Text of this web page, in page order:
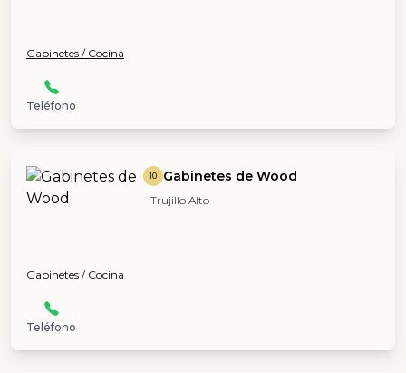
Gabinetes / Cocina
Teléfono
10 Gabinetes de Wood
Trujillo Alto
Gabinetes / Cocina
Teléfono